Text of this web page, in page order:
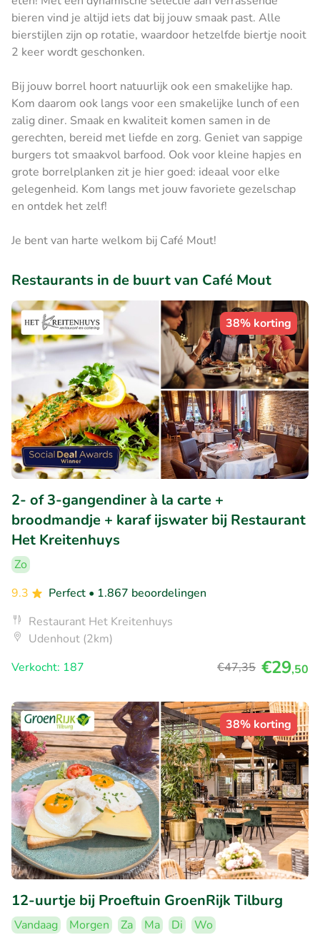
bieren vind je altijd iets dat bij jouw smaak past. Alle
bierstijlen zijn op rotatie, waardoor hetzelfde biertje nooit
2 keer wordt geschonken.
Bij jouw borrel hoort natuurlijk ook een smakelijke hap.
Kom daarom ook langs voor een smakelijke lunch of een
zalig diner. Smaak en kwaliteit komen samen in de
gerechten, bereid met liefde en zorg. Geniet van sappige
burgers tot smaakvol barfood. Ook voor kleine hapjes en
grote borrelplanken zit je hier goed: ideaal voor elke
gelegenheid. Kom langs met jouw favoriete gezelschap
en ontdek het zelf!
Je bent van harte welkom bij Café Mout!
Restaurants in de buurt van Café Mout
38% korting
2- of 3-gangendiner à la carte +
broodmandje + karaf ijswater bij Restaurant
Het Kreitenhuys
Zo
9.3
Perfect • 1.867 beoordelingen
Restaurant Het Kreitenhuys
Udenhout (2km)
Verkocht: 187
€47,35 €29,50
38% korting
12-uurtje bij Proeftuin GroenRijk Tilburg
Vandaag Morgen Za Ma Di
Wo